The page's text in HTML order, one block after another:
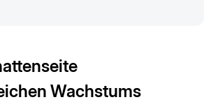
Wachstums